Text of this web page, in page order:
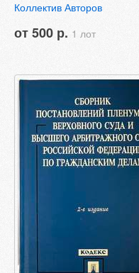
Коллектив Авторов
от 500 р. 1 лот